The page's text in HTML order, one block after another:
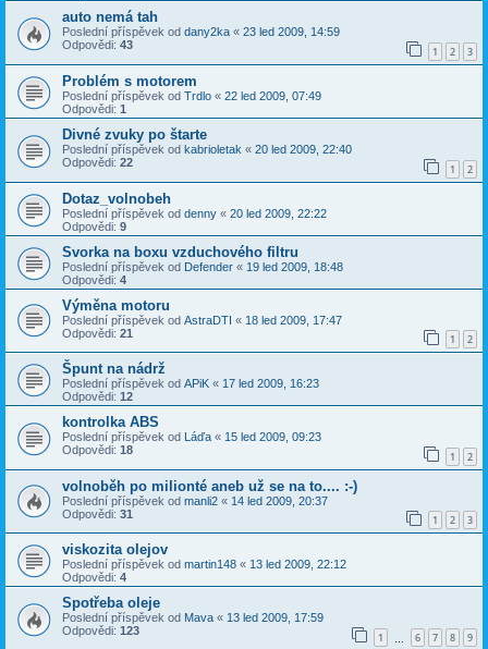
auto nemá tah
Poslední příspěvek od dany2ka « 23 led 2009, 14:59
Odpovědi: 43 1 2 3
Problém s motorem
Poslední příspěvek od Trdlo « 22 led 2009, 07:49
Odpovědi: 1
Divné zvuky po štarte
Poslední příspěvek od kabrioletak « 20 led 2009, 22:40
Odpovědi: 22 1 2
Dotaz_volnobeh
Poslední příspěvek od denny « 20 led 2009, 22:22
Odpovědi: 9
Svorka na boxu vzduchového filtru
Poslední příspěvek od Defender « 19 led 2009, 18:48
Odpovědi: 4
Výměna motoru
Poslední příspěvek od AstraDTI « 18 led 2009, 17:47
Odpovědi: 21 1 2
Špunt na nádrž
Poslední příspěvek od APiK « 17 led 2009, 16:23
Odpovědi: 12
kontrolka ABS
Poslední příspěvek od Láďa « 15 led 2009, 09:23
Odpovědi: 18 1 2
volnoběh po milionté aneb už se na to.... :-)
Poslední příspěvek od manli2 « 14 led 2009, 20:37
Odpovědi: 31 1 2 3
viskozita olejov
Poslední příspěvek od martin148 « 13 led 2009, 22:12
Odpovědi: 4
Spotřeba oleje
Poslední příspěvek od Mava « 13 led 2009, 17:59
Odpovědi: 123 1 6 7 8 9